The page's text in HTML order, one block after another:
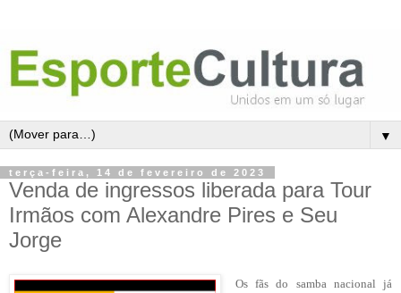
▼
terça-feira, 14 de fevereiro de 2023
Venda de ingressos liberada para Tour
Irmãos com Alexandre Pires e Seu
Jorge
Os fãs do samba nacional já